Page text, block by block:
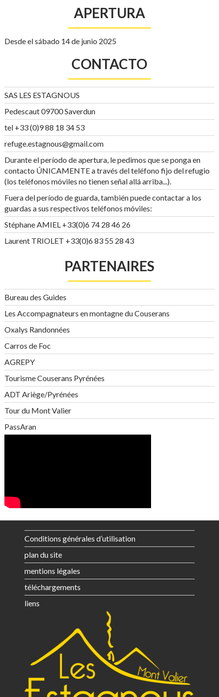
APERTURA
Desde el sábado 14 de junio 2025
CONTACTO
SAS LES ESTAGNOUS
Pedescaut 09700 Saverdun
tel +33 (0)9 88 18 34 53
refuge.estagnous@gmail.com
Durante el período de apertura, le pedimos que se ponga en
contacto ÚNICAMENTE a través del teléfono fijo del refugio
(los teléfonos móviles no tienen señal allá arriba...).
Fuera del período de guarda, también puede contactar a los
guardas a sus respectivos teléfonos móviles:
Stéphane AMIEL +33(0)6 74 28 46 26
Laurent TRIOLET +33(0)6 83 55 28 43
PARTENAIRES
Bureau des Guides
Les Accompagnateurs en montagne du Couserans
Oxalys Randonnées
Carros de Foc
AGREPY
Tourisme Couserans Pyrénées
ADT Ariège/Pyrénées
Tour du Mont Valier
PassAran
Conditions générales d’utilisation
plan du site
mentions légales
téléchargements
liens